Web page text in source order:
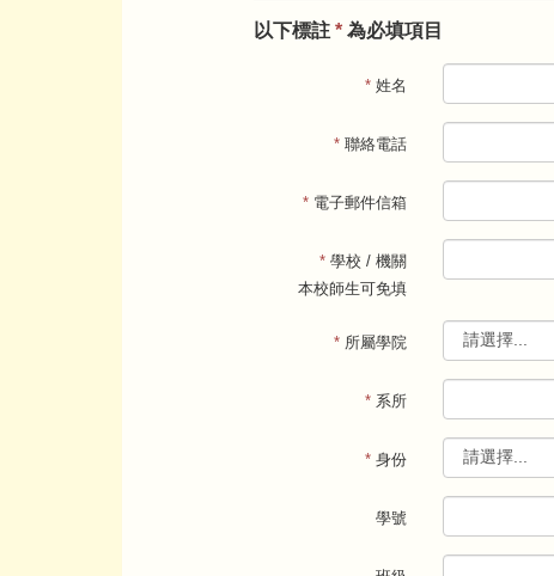
以下標註 * 為必填項目
* 姓名
* 聯絡電話
* 電子郵件信箱
* 學校 / 機關
本校師生可免填
* 所屬學院
* 系所
* 身份
學號